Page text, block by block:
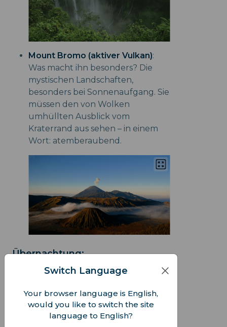
Mount Bromo (aktiver Vulkan):
Was macht ihn besonders? Die
mystischen Landschaften,
besonders bei Sonnenaufgang. Sie
müssen den von Wolken
umhüllten Ausblick vom
Kraterrand aus sehen – in einem
Wort: atemberaubend.
Übernachtung:
Übernachten Sie in der Nähe des
Start für die
Sonnenaufgangswanderung zu
Switch Language
Your browser language is English,
would you like to switch the site
language to English?